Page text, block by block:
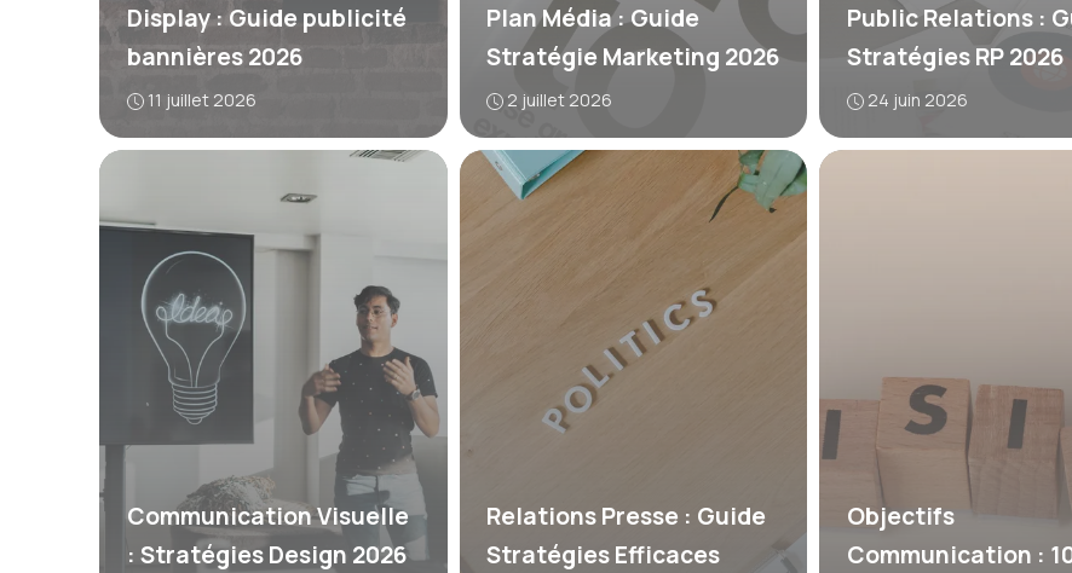
Display : Guide publicité
bannières 2026
11 juillet 2026
Plan Média : Guide
Stratégie Marketing 2026
2 juillet 2026
Public Relations :
Stratégies RP 2026
24 juin 2026
Communication Visuelle
: Stratégies Design 2026
Relations Presse : Guide
Stratégies Efficaces
Objectifs
Communication :